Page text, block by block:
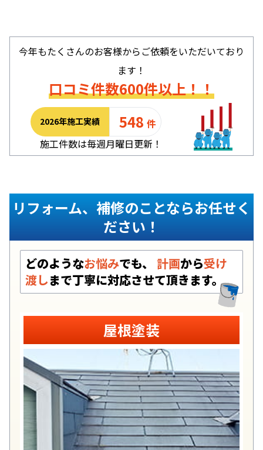
今年もたくさんのお客様からご依頼をいただいており
ます！
口コミ件数600件以上！！
2026年施工実績 548 件
施工件数は毎週月曜日更新！
リフォーム、補修のことならお任せく
ださい！
どのようなお悩みでも、計画から受け
渡しまで丁寧に対応させて頂きます。
屋根塗装